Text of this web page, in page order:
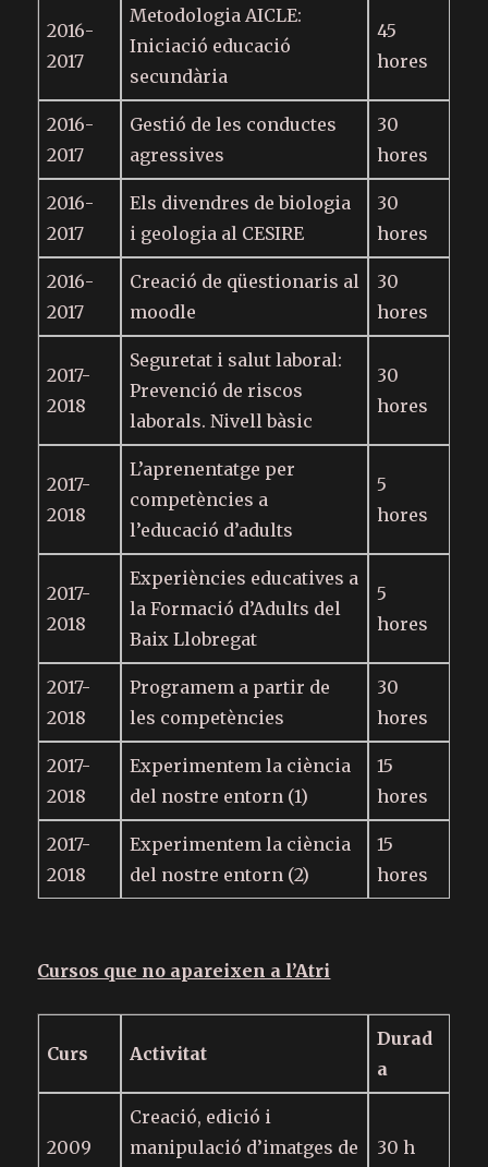
2016-
2017
Metodologia AICLE:
Iniciació educació
secundària
45
hores
2016-
2017
Gestió de les conductes
agressives
30
hores
2016-
2017
Els divendres de biologia
i geologia al CESIRE
30
hores
2016-
2017
Creació de qüestionaris al
moodle
30
hores
2017-
2018
Seguretat i salut laboral:
Prevenció de riscos
laborals. Nivell bàsic
30
hores
2017-
2018
L’aprenentatge per
competències a
l’educació d’adults
5
hores
2017-
2018
Experiències educatives a
la Formació d’Adults del
Baix Llobregat
5
hores
2017-
2018
Programem a partir de
les competències
30
hores
2017-
2018
Experimentem la ciència
del nostre entorn (1)
15
hores
2017-
2018
Experimentem la ciència
del nostre entorn (2)
15
hores
Cursos que no apareixen a l’Atri
Curs Activitat
Durad
a
2009
Creació, edició i
manipulació d’imatges de
30 h